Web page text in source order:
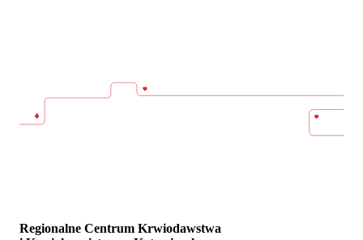
Regionalne Centrum Krwiodawstwa